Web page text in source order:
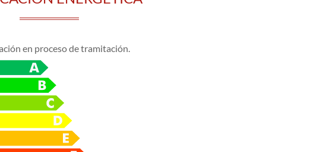
en proceso de tramitación.